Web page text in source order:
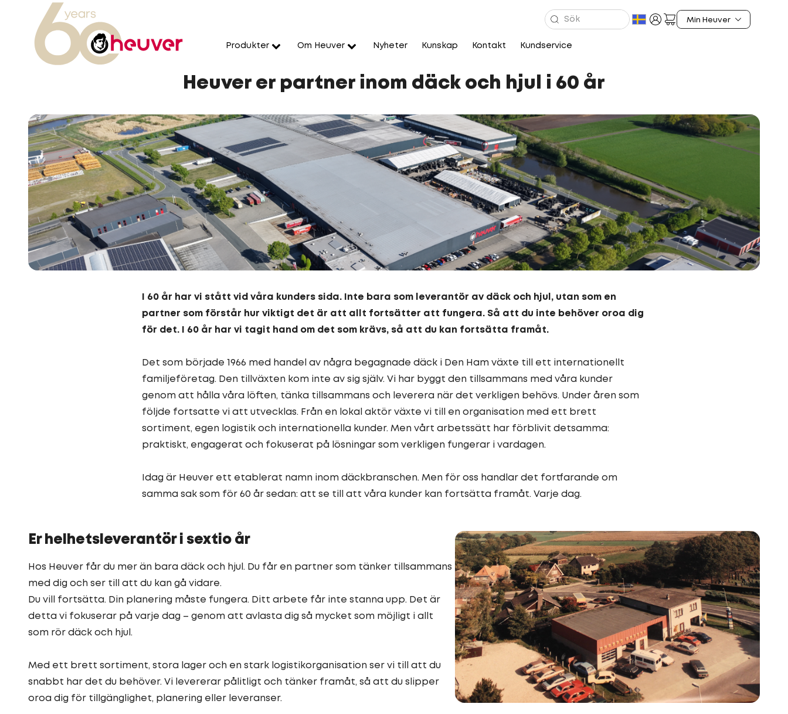
Produkter Om Heuver Nyheter Kunskap Kontakt Kundservice
Heuver er partner inom däck och hjul i 60 år
I 60 år har vi stått vid våra kunders sida. Inte bara som leverantör av däck och hjul, utan som en
partner som förstår hur viktigt det är att allt fortsätter att fungera. Så att du inte behöver oroa dig
för det. I 60 år har vi tagit hand om det som krävs, så att du kan fortsätta framåt.
Det som började 1966 med handel av några begagnade däck i Den Ham växte till ett internationellt
familjeföretag. Den tillväxten kom inte av sig själv. Vi har byggt den tillsammans med våra kunder
genom att hålla våra löften, tänka tillsammans och leverera när det verkligen behövs. Under åren som
följde fortsatte vi att utvecklas. Från en lokal aktör växte vi till en organisation med ett brett
sortiment, egen logistik och internationella kunder. Men vårt arbetssätt har förblivit detsamma:
praktiskt, engagerat och fokuserat på lösningar som verkligen fungerar i vardagen.
Idag är Heuver ett etablerat namn inom däckbranschen. Men för oss handlar det fortfarande om
samma sak som för 60 år sedan: att se till att våra kunder kan fortsätta framåt. Varje dag.
Er helhetsleverantör i sextio år
Hos Heuver får du mer än bara däck och hjul. Du får en partner som tänker tillsammans
med dig och ser till att du kan gå vidare.
Du vill fortsätta. Din planering måste fungera. Ditt arbete får inte stanna upp. Det är
detta vi fokuserar på varje dag – genom att avlasta dig så mycket som möjligt i allt
som rör däck och hjul.
Med ett brett sortiment, stora lager och en stark logistikorganisation ser vi till att du
snabbt har det du behöver. Vi levererar pålitligt och tänker framåt, så att du slipper
oroa dig för tillgänglighet, planering eller leveranser.